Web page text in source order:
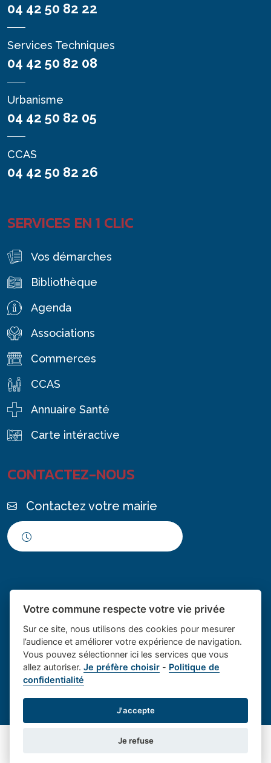
04 42 50 82 22
Services Techniques
04 42 50 82 08
Urbanisme
04 42 50 82 05
CCAS
04 42 50 82 26
SERVICES EN 1 CLIC
Vos démarches
Bibliothèque
Agenda
Associations
Commerces
CCAS
Annuaire Santé
Carte intéractive
CONTACTEZ-NOUS
Contactez votre mairie
Place du village la solution web
et appli des collectivités
- Le village de
Mentions légales- Gestion des cookies
Votre commune respecte votre vie privée
Sur ce site, nous utilisons des cookies pour mesurer
l’audience et améliorer votre expérience de navigation.
Vous pouvez sélectionner ici les services que vous
allez autoriser.Je préfère choisir - Politique de
confidentialité
J'accepte
Je refuse